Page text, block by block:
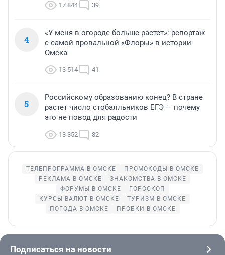
17 844 39
4
«У меня в огороде больше растет»: репортаж
с самой провальной «Флоры» в истории
Омска
13 514 41
5
Российскому образованию конец? В стране
растет число стобалльников ЕГЭ — почему
это не повод для радости
13 352 82
ТЕЛЕПРОГРАММА В ОМСКЕ
ПРОМОКОДЫ В ОМСКЕ
РЕКЛАМА В ОМСКЕ
ЗНАКОМСТВА В ОМСКЕ
ФОРУМЫ В ОМСКЕ
ГОРОСКОП
КУРСЫ ВАЛЮТ В ОМСКЕ
ТУРИЗМ В ОМСКЕ
ПОГОДА В ОМСКЕ
ПРОБКИ В ОМСКЕ
Подписаться на новости